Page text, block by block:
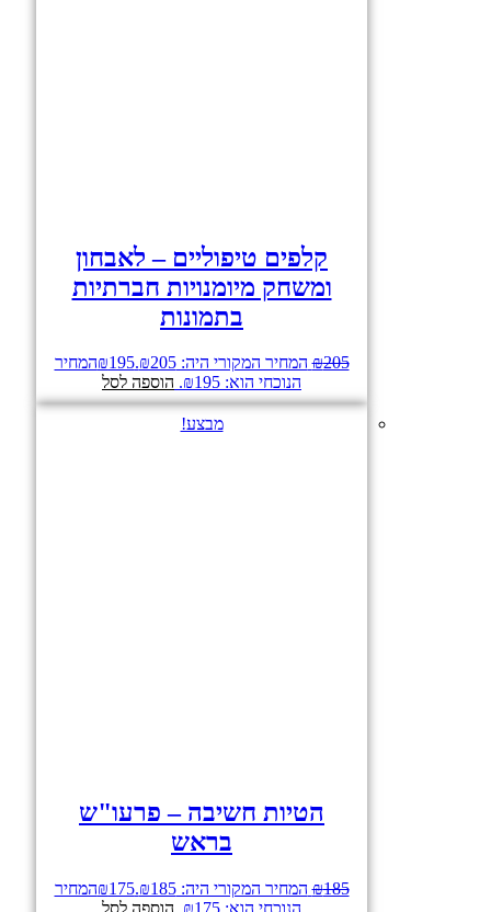
קלפים טיפוליים – לאבחון
ומשחק מיומנויות חברתיות
בתמונות
₪205 המחיר המקורי היה: ₪205. ₪195
המחיר
הנוכחי הוא: ₪195.
הוספה לסל
מבצע!
הטיות חשיבה – פרעו"ש
בראש
₪185 המחיר המקורי היה: ₪185. ₪175
המחיר